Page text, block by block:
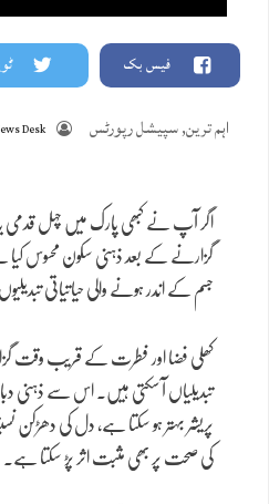
فیس بک
اہم ترین,سپیشل رپورٹس Desk
اگر آپ نے کبھی پارک میں چہل قدمی
گزارنے کے بعد ذہنی سکون محسوس کیا
جسم کے اندر ہونے والی حیاتیاتی
کھلی فضا اور فطرت کے قریب وقت
تبدیلیاں آ سکتی ہیں۔ اس سے ذہنی دباؤ
پریشر بہتر ہو سکتا ہے، دل کی دھڑکن
کی صحت پر بھی مثبت اثر پڑ سکتا ہے۔